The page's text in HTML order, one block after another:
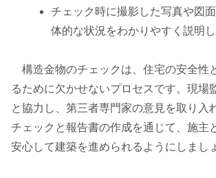
チェック時に撮影した写真や図
体的な状況をわかりやすく説明し
構造金物のチェックは、住宅の安全性
るために欠かせないプロセスです。現場
と協力し、第三者専門家の意見を取り入
チェックと報告書の作成を通じて、施主
安心して建築を進められるようにしまし